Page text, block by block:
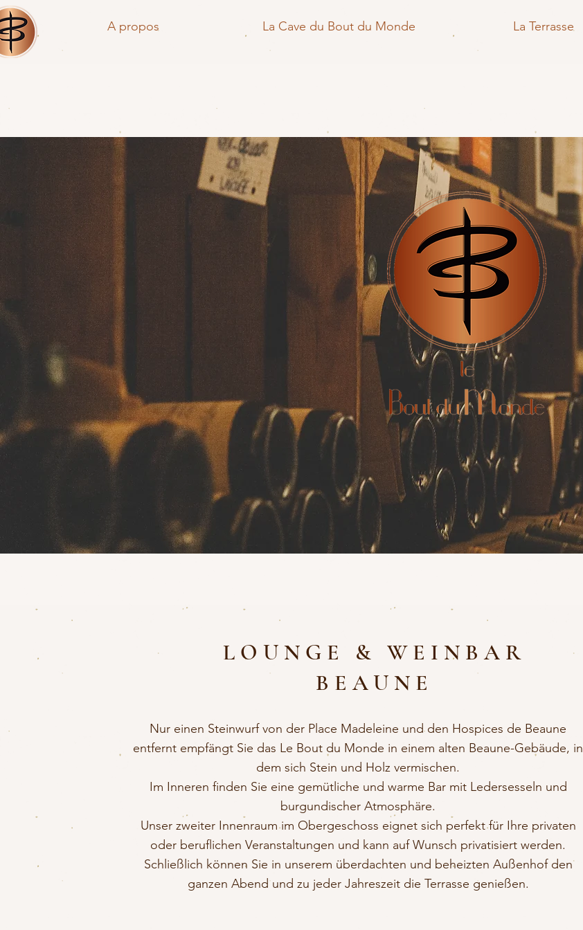
A propos La Cave du Bout du Monde La Terrasse
LOUNGE & WEINBAR
BEAUNE
Nur einen Steinwurf von der Place Madeleine und den Hospices de Beaune
entfernt empfängt Sie das Le Bout du Monde in einem alten Beaune-Gebäude, in
dem sich Stein und Holz vermischen.
Im Inneren finden Sie eine gemütliche und warme Bar mit Ledersesseln und
burgundischer Atmosphäre.
Unser zweiter Innenraum im Obergeschoss eignet sich perfekt für Ihre privaten
oder beruflichen Veranstaltungen und kann auf Wunsch privatisiert werden.
Schließlich können Sie in unserem überdachten und beheizten Außenhof den
ganzen Abend und zu jeder Jahreszeit die Terrasse genießen.